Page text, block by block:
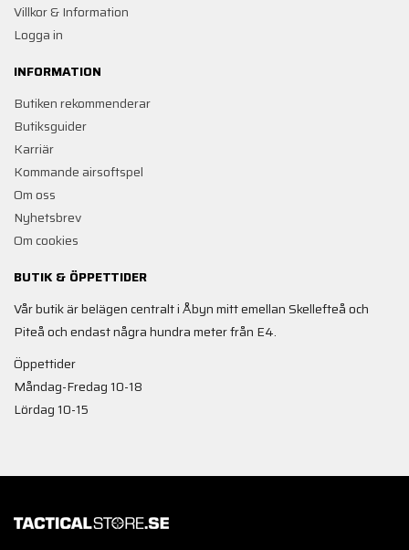
Villkor & Information
Logga in
INFORMATION
Butiken rekommenderar
Butiksguider
Karriär
Kommande airsoftspel
Om oss
Nyhetsbrev
Om cookies
BUTIK & ÖPPETTIDER
Vår butik är belägen centralt i Åbyn mitt emellan Skellefteå och
Piteå och endast några hundra meter från E4.
Öppettider
Måndag-Fredag 10-18
Lördag 10-15